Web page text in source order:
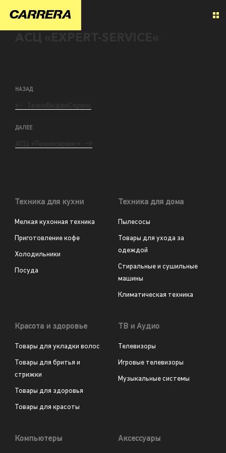
НАЗАД
ДАЛЕЕ
Техника для кухни
Мелкая кухонная техника
Приготовление кофе
Холодильники
Посуда
Техника для дома
Пылесосы
Товары для ухода за
одеждой
Стиральные и сушильные
машины
Климатическая техника
Красота и здоровье
Товары для укладки волос
Товары для бритья и
стрижки
Товары для здоровья
Товары для красоты
ТВ и Аудио
Телевизоры
Игровые телевизоры
Музыкальные системы
Компьютеры Аксессуары